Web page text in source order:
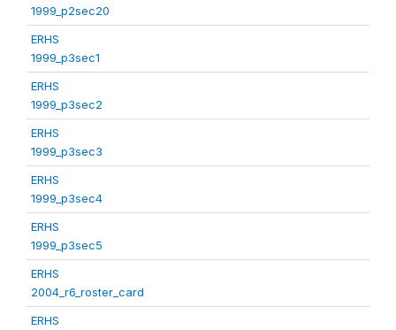
1999_p2sec20
ERHS
1999_p3sec1
ERHS
1999_p3sec2
ERHS
1999_p3sec3
ERHS
1999_p3sec4
ERHS
1999_p3sec5
ERHS
2004_r6_roster_card
ERHS